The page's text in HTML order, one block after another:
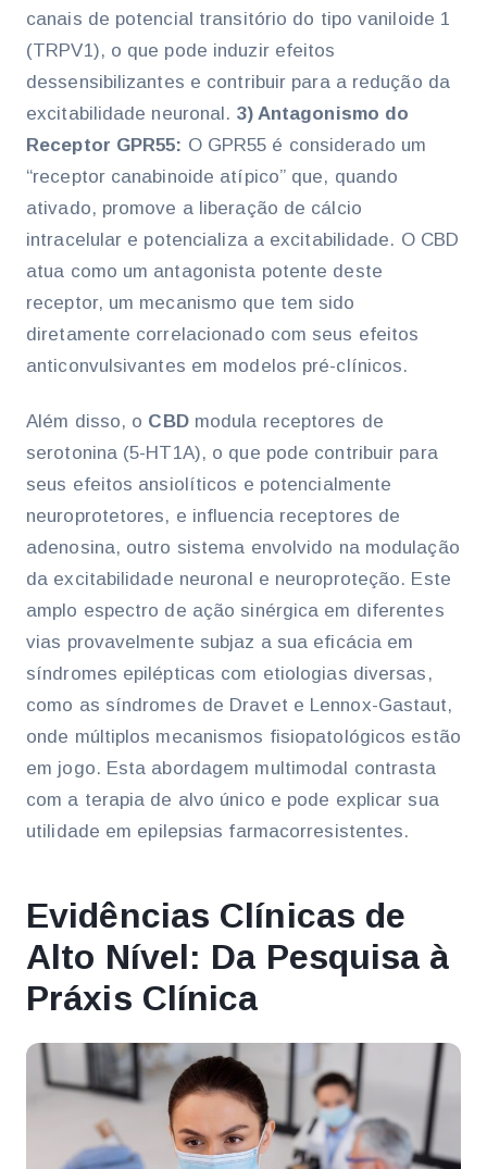
canais de potencial transitório do tipo vaniloide 1
(TRPV1), o que pode induzir efeitos
dessensibilizantes e contribuir para a redução da
excitabilidade neuronal. 3) Antagonismo do
Receptor GPR55: O GPR55 é considerado um
“receptor canabinoide atípico” que, quando
ativado, promove a liberação de cálcio
intracelular e potencializa a excitabilidade. O CBD
atua como um antagonista potente deste
receptor, um mecanismo que tem sido
diretamente correlacionado com seus efeitos
anticonvulsivantes em modelos pré-clínicos.
Além disso, o CBD modula receptores de
serotonina (5-HT1A), o que pode contribuir para
seus efeitos ansiolíticos e potencialmente
neuroprotetores, e influencia receptores de
adenosina, outro sistema envolvido na modulação
da excitabilidade neuronal e neuroproteção. Este
amplo espectro de ação sinérgica em diferentes
vias provavelmente subjaz a sua eficácia em
síndromes epilépticas com etiologias diversas,
como as síndromes de Dravet e Lennox-Gastaut,
onde múltiplos mecanismos fisiopatológicos estão
em jogo. Esta abordagem multimodal contrasta
com a terapia de alvo único e pode explicar sua
utilidade em epilepsias farmacorresistentes.
Evidências Clínicas de
Alto Nível: Da Pesquisa à
Práxis Clínica